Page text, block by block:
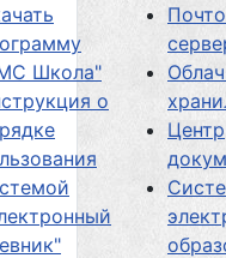
Школа"
о
Центр